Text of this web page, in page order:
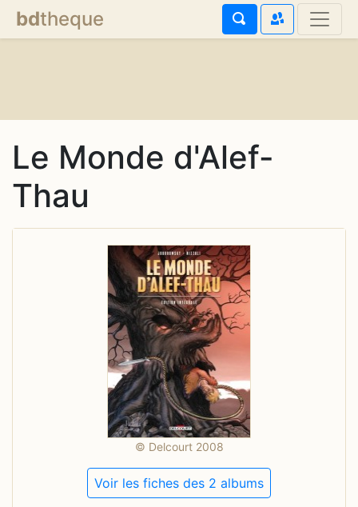
bdtheque
Le Monde d'Alef-
Thau
© Delcourt 2008
Voir les fiches des 2 albums